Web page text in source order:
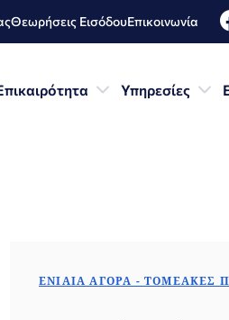
Θεωρήσεις ΕισόδουΕπικοινωνία
Υπηρεσίες
ΕΝΙΑΊΑ ΑΓΟΡΆ - ΤΟΜΕΑΚΈΣ